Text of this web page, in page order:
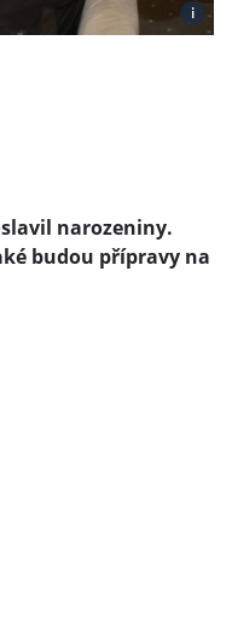
i
narozeniny.
budou přípravy na